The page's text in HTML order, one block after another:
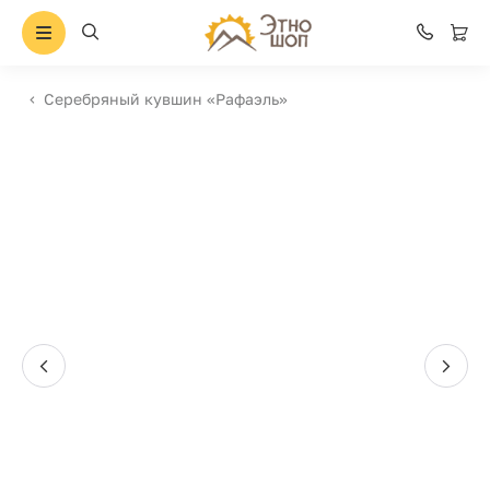
Серебряный кувшин «Рафаэль»